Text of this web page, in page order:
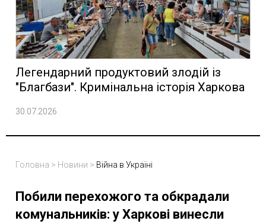
Легендарний продуктовий злодій із
"Благбази". Кримінальна історія Харкова
30.07.2026
Головна > Новини > Війна в Україні
Побили перехожого та обкрадали
комунальників: у Харкові винесли